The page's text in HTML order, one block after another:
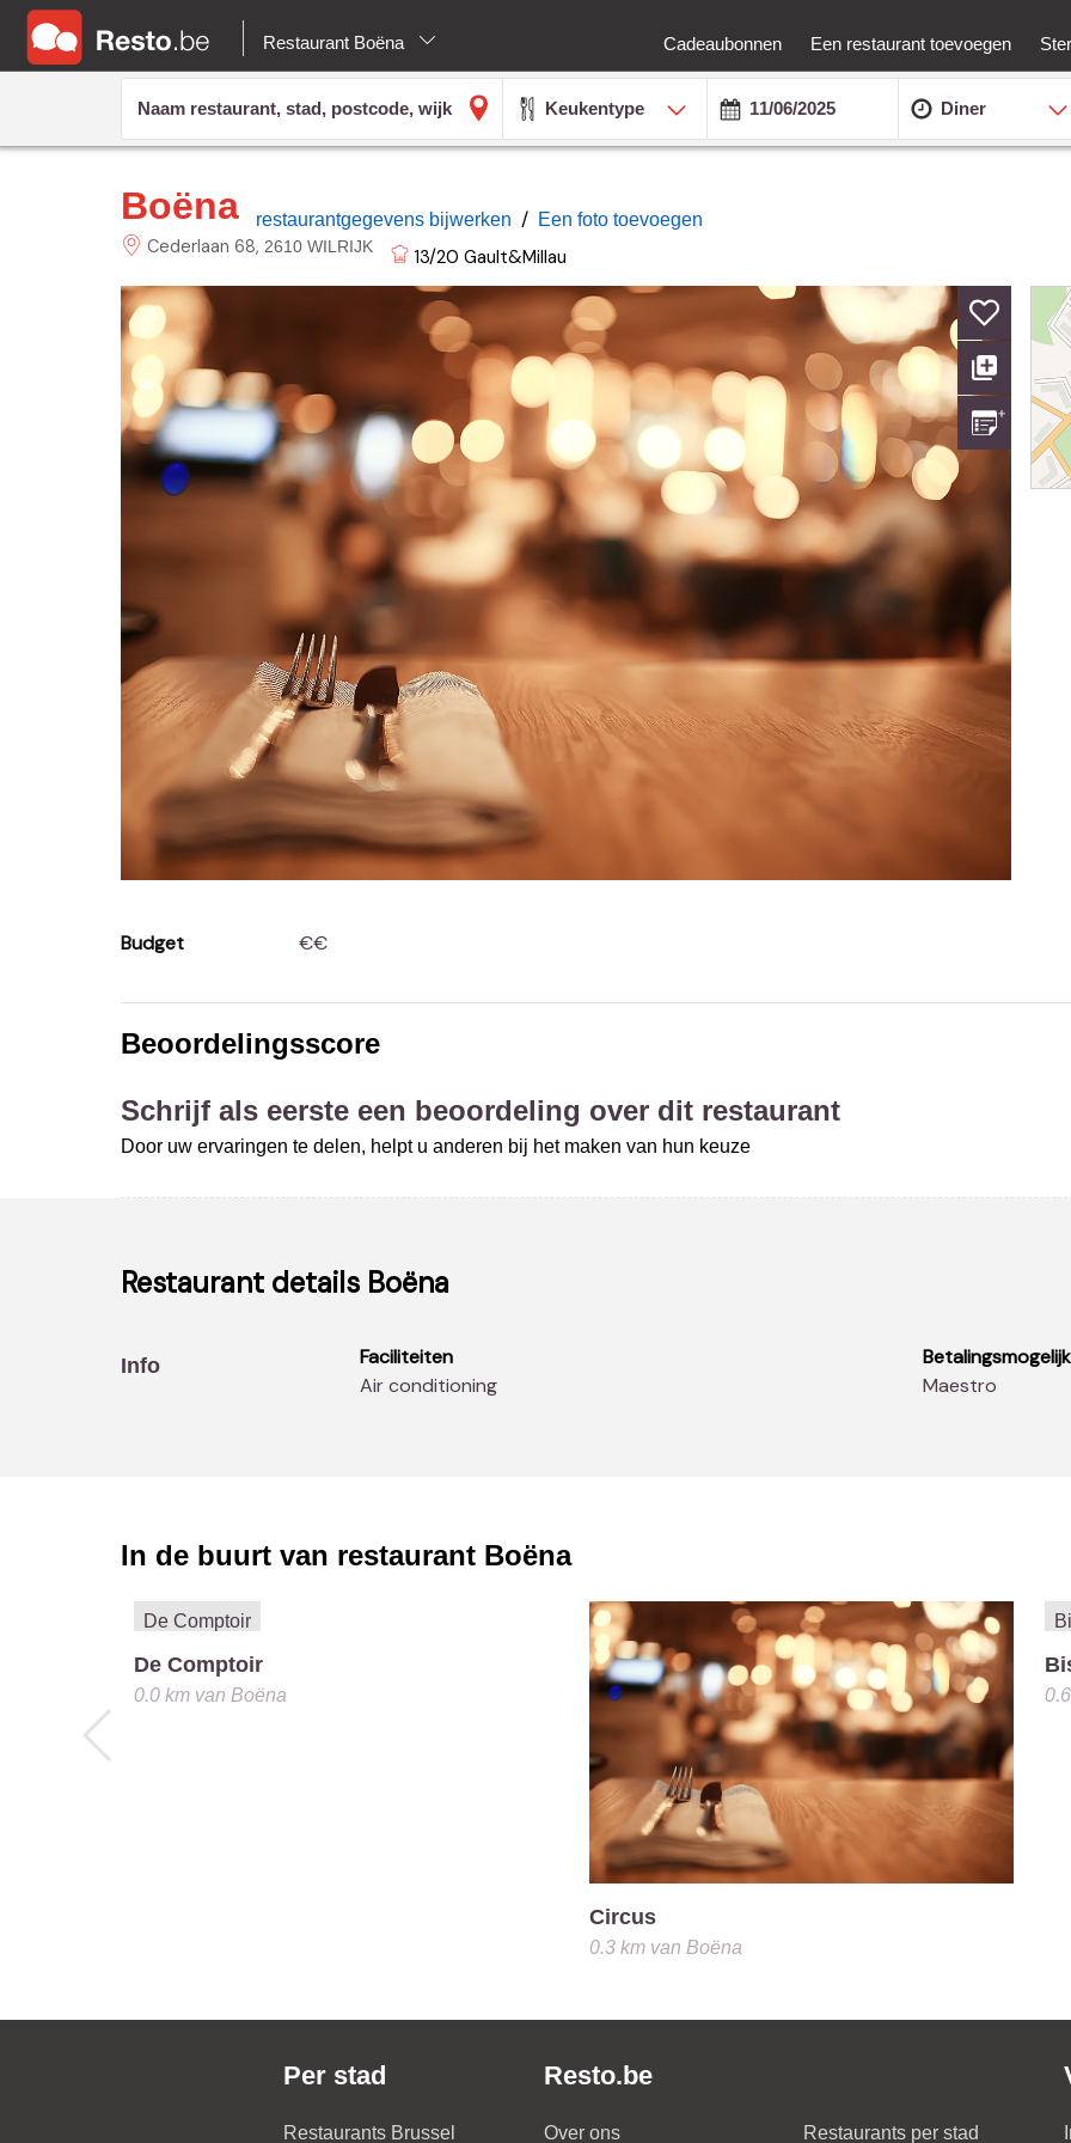
Restaurant Boëna Cadeaubonnen Een restaurant toevoegen
Keukentype Diner
Boëna restaurantgegevens bijwerken / Een foto toevoegen
Cederlaan 68 2610 WILRIJK 13/20 Gault&Millau
Budget €€
Beoordelingsscore
Schrijf als eerste een beoordeling over dit restaurant
Door uw ervaringen te delen, helpt u anderen bij het maken van hun keuze
Restaurant details Boëna
Info
Faciliteiten
Air conditioning
Maestro
In de buurt van restaurant Boëna
De Comptoir
0.0 kmvan Boëna
Circus
0.3 kmvan Boëna
Per stad
Restaurants Brussel
Resto.be
Over ons Restaurants per stad